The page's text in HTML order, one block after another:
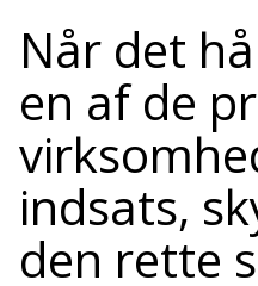
Når det
en af de
indsats,
den rette